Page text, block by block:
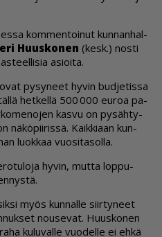
kom­men­toi­nut kun­nan­hal­
Huus­ko­nen (kesk.) nos­ti
asi­oi­ta.
py­sy­neet hy­vin bud­je­tis­sa
het­kel­lä 500 000 eu­roa pa­
kas­vu on py­säh­ty­
nä­kö­pii­ris­sä. Kaik­ki­aan kun­
luok­kaa vuo­si­ta­sol­la.
hy­vin, mut­ta lop­pu­
myös kun­nal­le siir­ty­neet
nou­se­vat. Huus­ko­nen
ku­lu­val­le vuo­del­le ei eh­kä